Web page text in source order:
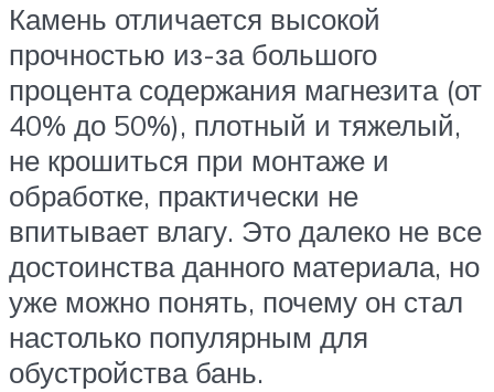
Камень отличается высокой
прочностью из-за большого
процента содержания магнезита (от
40% до 50%), плотный и тяжелый,
не крошиться при монтаже и
обработке, практически не
впитывает влагу. Это далеко не все
достоинства данного материала, но
уже можно понять, почему он стал
настолько популярным для
обустройства бань.